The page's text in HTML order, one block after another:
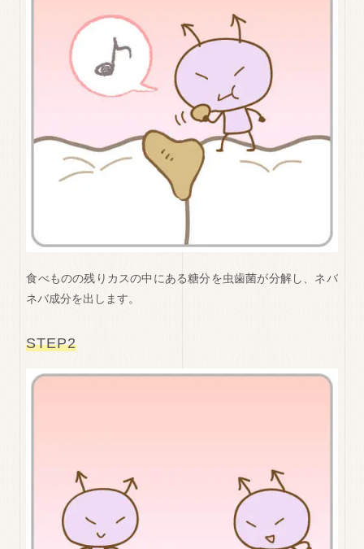
食べものの残りカスの中にある糖分を虫歯菌が分解し、ネバ
ネバ成分を出します。
STEP2